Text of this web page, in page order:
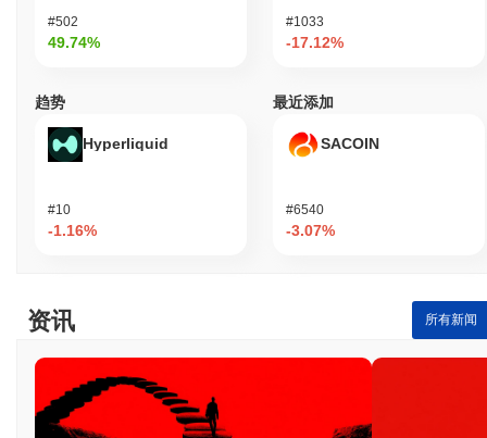
#502
49.74%
#1033
-17.12%
趋势
Hyperliquid
#10
-1.16%
最近添加
SACOIN
#6540
-3.07%
资讯 所有新闻